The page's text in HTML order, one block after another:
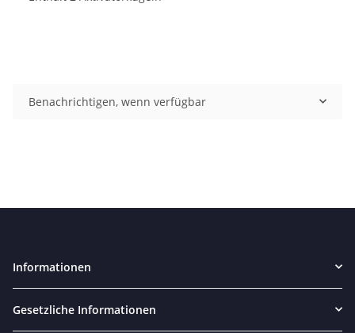
Benachrichtigen, wenn verfügbar
Informationen
Gesetzliche Informationen